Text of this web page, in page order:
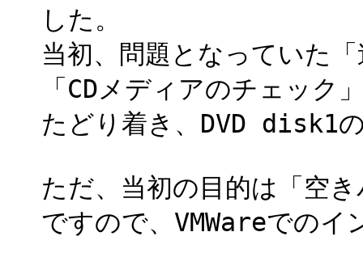
した。
当初、問題となっていた
「CDメディアのチェッ
たどり着き、DVD disk1
ただ、当初の目的は「空
ですので、VMWareでの